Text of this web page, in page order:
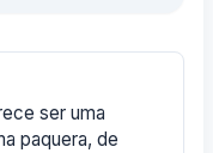
ser uma
paquera, de